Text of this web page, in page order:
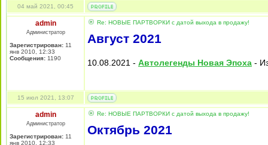
04 май 2021, 00:45
admin
Администратор
Зарегистрирован: 11
янв 2010, 12:33
Сообщения: 1190
Re: НОВЫЕ ПАРТВОРКИ с датой выхода в продажу!
Август 2021
10.08.2021 - Автолегенды Новая Эпоха -
15 июл 2021, 13:07
admin
Администратор
Зарегистрирован: 11
янв 2010, 12:33
Re: НОВЫЕ ПАРТВОРКИ с датой выхода в продажу!
Октябрь 2021